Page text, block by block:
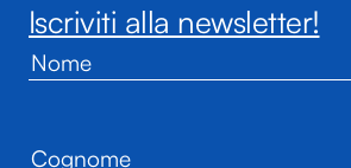
Iscriviti alla newsletter!